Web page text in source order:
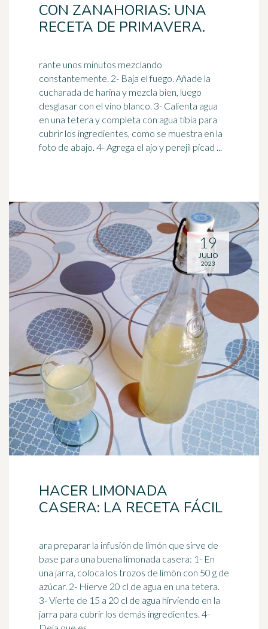
CON ZANAHORIAS: UNA
RECETA DE PRIMAVERA.
rante unos minutos mezclando
constantemente. 2- Baja el fuego. Añade la
cucharada de harina y mezcla bien, luego
desglasar con el vino blanco. 3- Calienta agua
en una tetera y completa con agua tibia para
cubrir los ingredientes, como se muestra en la
foto de abajo. 4- Agrega el ajo y perejil picad ...
HACER LIMONADA
CASERA: LA RECETA FÁCIL
ara preparar la infusión de limón que sirve de
base para una buena limonada casera: 1- En
una jarra, coloca los trozos de limón con 50 g de
azúcar. 2- Hierve 20 cl de agua en una tetera.
3- Vierte de 15 a 20 cl de agua hirviendo en la
jarra para cubrir los demás ingredientes. 4-
19
JULIO
2023